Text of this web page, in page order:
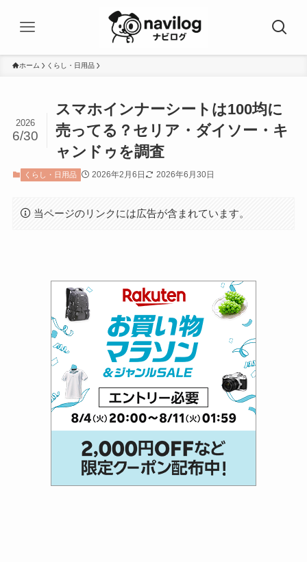
ホーム くらし・日用品
スマホインナーシートは100均に
売ってる？セリア・ダイソー・キ
ャンドゥを調査
2026
6/30
くらし・日用品 2026年2月6日 2026年6月30日
当ページのリンクには広告が含まれています。